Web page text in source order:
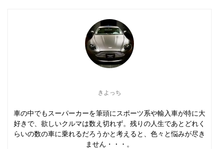
きよっち
車の中でもスーパーカーを筆頭にスポーツ系や輸入車が特に大
好きで、欲しいクルマは数え切れず。残りの人生であとどれく
らいの数の車に乗れるだろうかと考えると、色々と悩みが尽き
ません・・・。